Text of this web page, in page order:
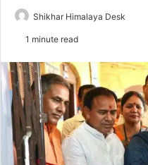
Shikhar Himalaya Desk
1 minute read